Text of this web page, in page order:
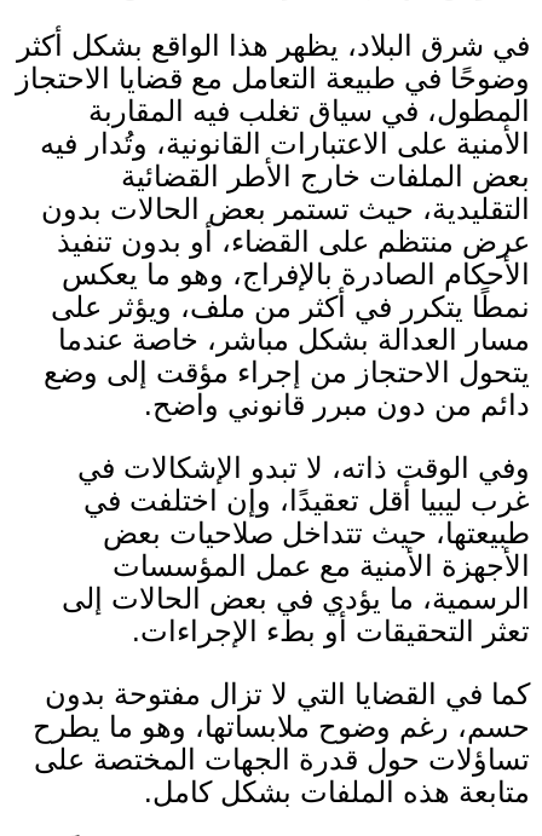
في شرق البلاد، يظهر هذا الواقع بشكل أكثر
وضوحًا في طبيعة التعامل مع قضايا الاحتجاز
المطول، في سياق تغلب فيه المقاربة
الأمنية على الاعتبارات القانونية، وتُدار فيه
بعض الملفات خارج الأطر القضائية
التقليدية، حيث تستمر بعض الحالات بدون
عرض منتظم على القضاء، أو بدون تنفيذ
الأحكام الصادرة بالإفراج، وهو ما يعكس
نمطًا يتكرر في أكثر من ملف، ويؤثر على
مسار العدالة بشكل مباشر، خاصة عندما
يتحول الاحتجاز من إجراء مؤقت إلى وضع
دائم من دون مبرر قانوني واضح.
وفي الوقت ذاته، لا تبدو الإشكالات في
غرب ليبيا أقل تعقيدًا، وإن اختلفت في
طبيعتها، حيث تتداخل صلاحيات بعض
الأجهزة الأمنية مع عمل المؤسسات
الرسمية، ما يؤدي في بعض الحالات إلى
تعثر التحقيقات أو بطء الإجراءات.
كما في القضايا التي لا تزال مفتوحة بدون
حسم، رغم وضوح ملابساتها، وهو ما يطرح
تساؤلات حول قدرة الجهات المختصة على
متابعة هذه الملفات بشكل كامل.